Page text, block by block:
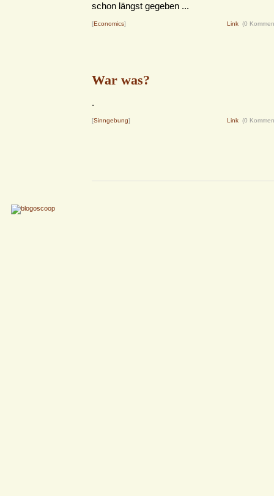
schon längst gegeben ...
[Economics] Link (0
War was?
.
[Sinngebung] Link (0